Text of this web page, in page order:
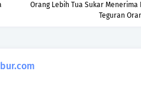
Orang Lebih Tua Sukar Menerima
Teguran